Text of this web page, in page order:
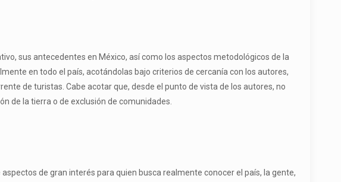
sus antecedentes en México, así como los aspectos metodológicos de la
en todo el país, acotándolas bajo criterios de cercanía con los autores,
de turistas. Cabe acotar que, desde el punto de vista de los autores, no
de la tierra o de exclusión de comunidades.
de gran interés para quien busca realmente conocer el país, la gente,